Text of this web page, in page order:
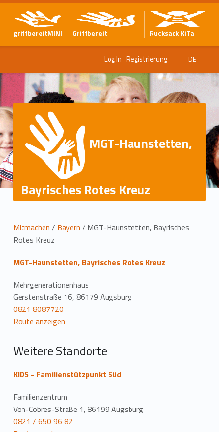
griffbereitMINI Griffbereit Rucksack KiTa
Log In Registrierung DE
MGT-Haunstetten,
Bayrisches Rotes Kreuz
L
o
c
a
t
i
o
n
Mitmachen / Bayern / MGT-Haunstetten, Bayrisches
Rotes Kreuz
MGT-Haunstetten, Bayrisches Rotes Kreuz
Mehrgenerationenhaus
Gerstenstraße 16, 86179 Augsburg
0821 8087720
Route anzeigen
Weitere Standorte
KIDS - Familienstützpunkt Süd
Familienzentrum
Von-Cobres-Straße 1, 86199 Augsburg
0821 / 650 96 82